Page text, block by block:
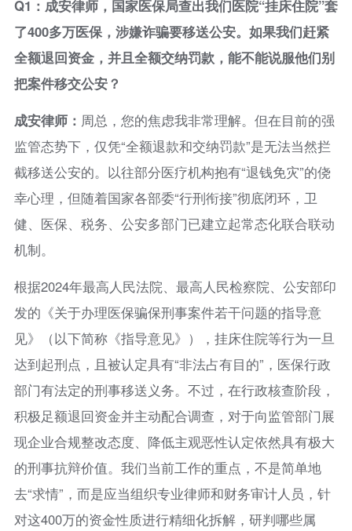
Q1：成安律师，国家医保局查出我们医院“挂床住院”套
了400多万医保，涉嫌诈骗要移送公安。如果我们赶紧
全额退回资金，并且全额交纳罚款，能不能说服他们别
把案件移交公安？
成安律师： 周总，您的焦虑我非常理解。但在目前的强
监管态势下，仅凭“全额退款和交纳罚款”是无法当然拦
截移送公安的。以往部分医疗机构抱有“退钱免灾”的侥
幸心理，但随着国家各部委“行刑衔接”彻底闭环，卫
健、医保、税务、公安多部门已建立起常态化联合联动
机制。
根据2024年最高人民法院、最高人民检察院、公安部印
发的《关于办理医保骗保刑事案件若干问题的指导意
见》（以下简称《指导意见》），挂床住院等行为一旦
达到起刑点，且被认定具有“非法占有目的”，医保行政
部门有法定的刑事移送义务。不过，在行政核查阶段，
积极足额退回资金并主动配合调查，对于向监管部门展
现企业合规整改态度、降低主观恶性认定依然具有极大
的刑事抗辩价值。我们当前工作的重点，不是简单地
去“求情”，而是应当组织专业律师和财务审计人员，针
对这400万的资金性质进行精细化拆解，研判哪些属